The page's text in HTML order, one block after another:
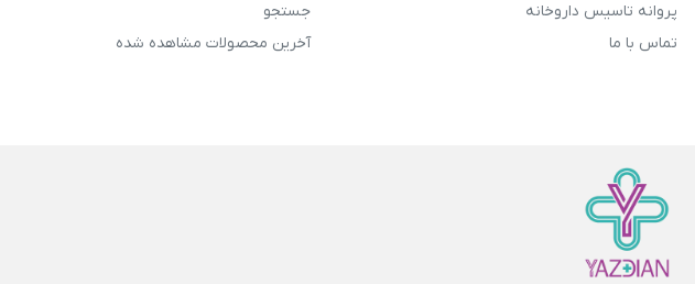
پروانه تاسیس داروخانه
تماس با ما
جستجو
آخرین محصولات مشاهده شده